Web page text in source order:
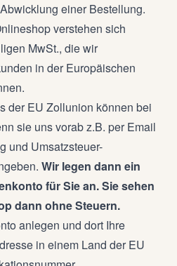
einer Bestellung.
verstehen sich
MwSt., die wir
in der Europäischen
der EU Zollunion können bei
sie uns vorab z.B. per Email
und Umsatzsteuer-
. Wir legen dann ein
für Sie an. Sie sehen
dann ohne Steuern.
anlegen und dort Ihre
in einem Land der EU